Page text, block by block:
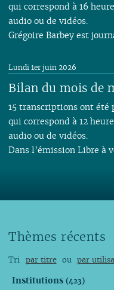
qui correspond à 16
audio ou de vidéos.
Grégoire Barbey est
Bilan du mois de
Lundi 1er juin 2026
15 transcriptions ont été
qui correspond à 12
audio ou de vidéos.
Dans l’émission Libre à
Thèmes récents
Tri par titre ou par
Institutions (423)